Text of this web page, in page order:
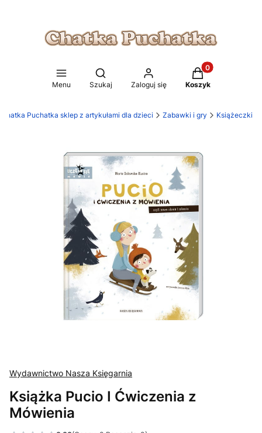
Menu
Otwórz wyszukiwarkę
Szukaj Zaloguj się
Produkty w
Koszyk
Chatka Puchatka sklep z artykułami dla dzieci Zabawki i gry Książeczki
Wydawnictwo Nasza Księgarnia
Książka Pucio I Ćwiczenia z
Mówienia